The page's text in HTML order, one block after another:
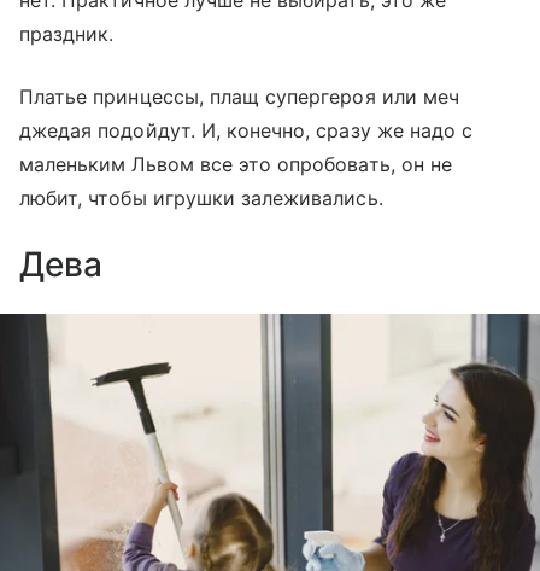
праздник.
Платье принцессы, плащ супергероя или меч
джедая подойдут. И, конечно, сразу же надо с
маленьким Львом все это опробовать, он не
любит, чтобы игрушки залеживались.
Дева